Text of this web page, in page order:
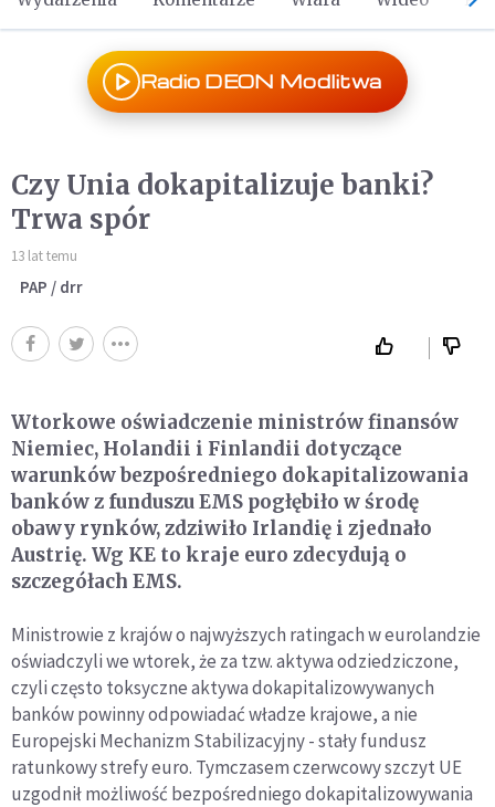
Radio DEON Modlitwa
Czy Unia dokapitalizuje banki?
Trwa spór
13 lat temu
PAP / drr
Wtorkowe oświadczenie ministrów finansów
Niemiec, Holandii i Finlandii dotyczące
warunków bezpośredniego dokapitalizowania
banków z funduszu EMS pogłębiło w środę
obawy rynków, zdziwiło Irlandię i zjednało
Austrię. Wg KE to kraje euro zdecydują o
szczegółach EMS.
Ministrowie z krajów o najwyższych ratingach w eurolandzie
oświadczyli we wtorek, że za tzw. aktywa odziedziczone,
czyli często toksyczne aktywa dokapitalizowywanych
banków powinny odpowiadać władze krajowe, a nie
Europejski Mechanizm Stabilizacyjny - stały fundusz
ratunkowy strefy euro. Tymczasem czerwcowy szczyt UE
uzgodnił możliwość bezpośredniego dokapitalizowywania